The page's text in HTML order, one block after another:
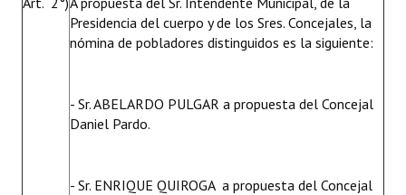
Entrega de distinciones
Presidencia del cuerpo y de los Sres. Concejales, la
nómina de pobladores distinguidos es la siguiente:
- Sr. ABELARDO PULGAR a propuesta del Concejal
Daniel Pardo.
- Sr. ENRIQUE QUIROGA a propuesta del Concejal